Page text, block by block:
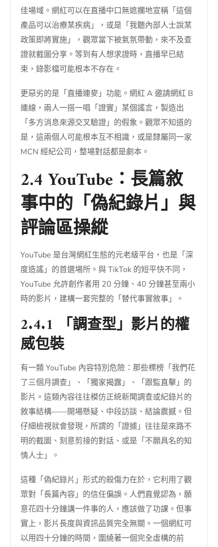
佳場域。網紅可以在直播中口無遮攔地宣稱「這個
產品可以治療某疾病」，或是「我聽內部人士說某
政策即將實施」，觀眾當下被氣氛帶動，來不及查
證就截圖分享。等到有人想求證時，直播早已結
束，錄影檔可能根本不存在。
更惡劣的是「直播連麥」功能。網紅 A 邀請網紅 B
連線，兩人一搭一唱「證實」某個謠言，製造出
「多方消息來源交叉驗證」的假象。觀眾不知道的
是，這兩個人可能根本互不相識，或是隸屬同一家
MCN 經紀公司，整場對話都是劇本。
2.4 YouTube：長篇敘
事中的「偽紀錄片」與
評論區操縱
YouTube 是台灣網紅生態的元老級平台，也是「深
度造謠」的首選場所。與 TikTok 的短平快不同，
YouTube 允許創作者用 20 分鐘、40 分鐘甚至兩小
時的影片，建構一套完整的「替代事實敘事」。
2.4.1 「調查型」影片的權
威包裝
有一類 YouTube 內容特別危險：那些標榜「我們花
了三個月調查」、「獨家揭露」、「跟監直擊」的
影片。這類內容往往模仿正統新聞調查或紀錄片的
敘事結構——開場懸疑、中段訪談、結論震撼。但
仔細檢視就會發現，所謂的「證據」往往是來路不
明的截圖、刻意剪接的對話、或是「不願具名的知
情人士」。
這種「偽紀錄片」形式的殺傷力在於，它利用了觀
眾對「長篇內容」的信任偏誤。人們直覺認為，願
意花四十分鐘講一件事的人，應該做了功課。但事
實上，影片長度與資訊品質完全無關。一個網紅可
以用四十分鐘的時間，圍繞著一個完全虛構的前